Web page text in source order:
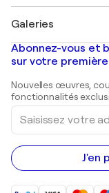
Banksy
Mr. Brainwash
Shepard Fairey
Tableaux abstraits
Peintures de
Estampes
Peintures
Galeries
Galeries d'art en
Galeries d'art en
Abonnez-vous et
sur votre
Nouvelles œuvres,
fonctionnalités
Saisissez
votre
adresse
e-
mail
J'en